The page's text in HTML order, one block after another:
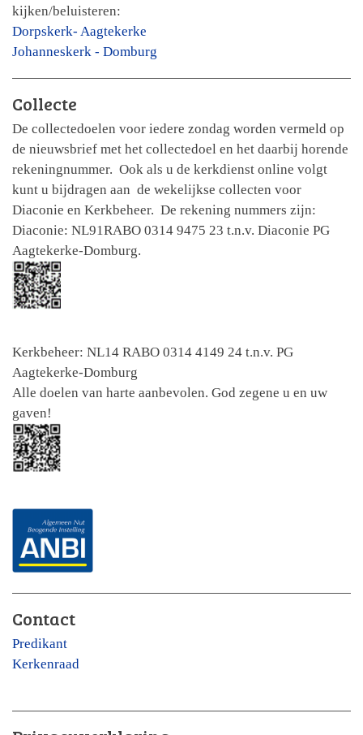
kijken/beluisteren:
Dorpskerk- Aagtekerke
Johanneskerk - Domburg
Collecte
De collectedoelen voor iedere zondag worden vermeld op
de nieuwsbrief met het collectedoel en het daarbij horende
rekeningnummer. Ook als u de kerkdienst online volgt
kunt u bijdragen aan de wekelijkse collecten voor
Diaconie en Kerkbeheer. De rekening nummers zijn:
Diaconie: NL91RABO 0314 9475 23 t.n.v. Diaconie PG
Aagtekerke-Domburg.
Kerkbeheer: NL14 RABO 0314 4149 24 t.n.v. PG
Aagtekerke-Domburg
Alle doelen van harte aanbevolen. God zegene u en uw
gaven!
Contact
Predikant
Kerkenraad